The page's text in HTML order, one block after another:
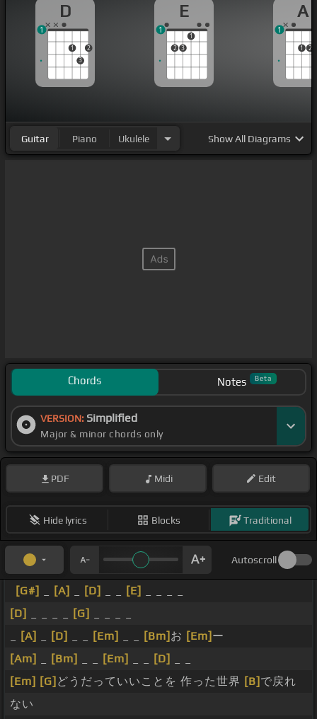
お前[D] を負け
D
1
3
2
1
E
2 3
1
1
A
1 2
1
Guitar Piano Ukulele ShowAll Diagrams
Chords Notes Beta
VERSION: Simplified
Major & minor chords only
PDF Midi Edit
Hide lyrics Blocks Traditional
Autoscroll
[G#] [A] [D] [E]
[D]
[G]
[A] [D] [Em] [Bm] お [Em] ー
[Am]
[Bm] [Em] [D]
[Em] [G] どうだっていいことを 作った世界 [B] で戻れ
ない